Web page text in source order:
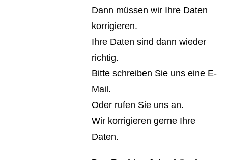
Dann müssen wir Ihre Daten
korrigieren.
Ihre Daten sind dann wieder
richtig.
Bitte schreiben Sie uns eine E-
Mail.
Oder rufen Sie uns an.
Wir korrigieren gerne Ihre
Daten.